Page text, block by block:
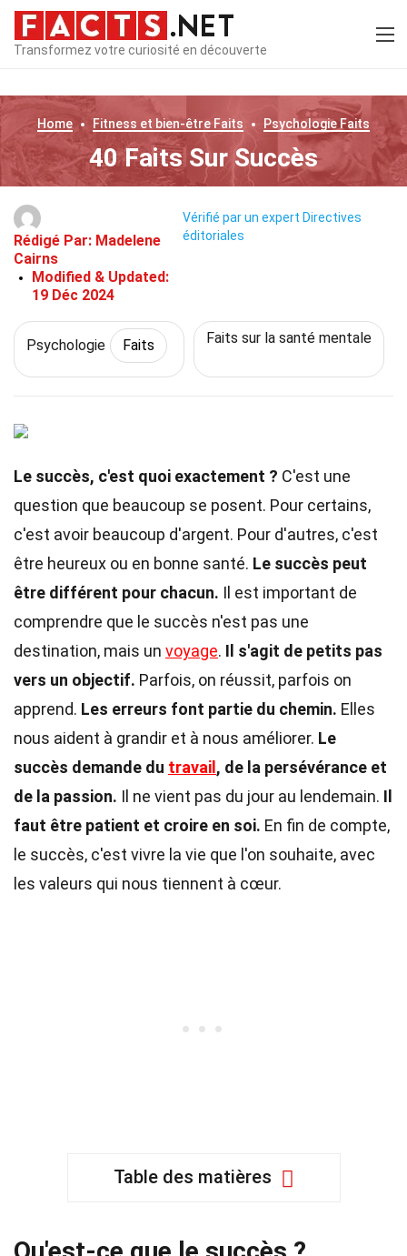
Transformez votre curiosité en découverte
Home Fitness et bien-être Faits Psychologie Faits
40 Faits Sur Succès
Rédigé Par: Madelene
Cairns
Modified & Updated:
19 Déc 2024
Vérifié par un expert Directives
éditoriales
Psychologie Faits Faits sur la santé mentale
Le succès, c'est quoi exactement ? C'est une
question que beaucoup se posent. Pour certains,
c'est avoir beaucoup d'argent. Pour d'autres, c'est
être heureux ou en bonne santé. Le succès peut
être différent pour chacun. Il est important de
comprendre que le succès n'est pas une
destination, mais un voyage. Il s'agit de petits pas
vers un objectif. Parfois, on réussit, parfois on
apprend. Les erreurs font partie du chemin. Elles
nous aident à grandir et à nous améliorer. Le
succès demande du travail , de la persévérance et
de la passion. Il ne vient pas du jour au lendemain. Il
faut être patient et croire en soi. En fin de compte,
le succès, c'est vivre la vie que l'on souhaite, avec
les valeurs qui nous tiennent à cœur.
Table des matières